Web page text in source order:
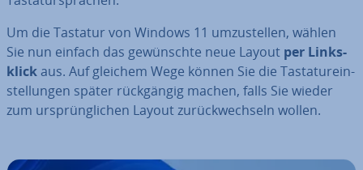
Um die Tastatur von Windows 11 um­zu­stel­len, wählen
Sie nun einfach das ge­wünsch­te neue Layout per Links­
klickaus. Auf gleichem Wege können Sie die Tas­ta­tur­ein­
stel­lun­gen später rück­gän­gig machen, falls Sie wieder
zum ur­sprüng­li­chen Layout zu­rück­wech­seln wollen.